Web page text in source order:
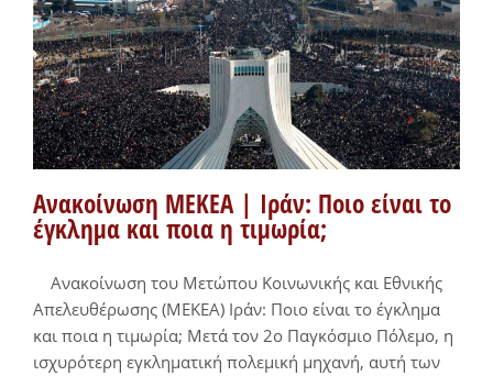
Ανακοίνωση ΜΕΚΕΑ | Ιράν: Ποιο είναι το
έγκλημα και ποια η τιμωρία;
Ανακοίνωση του Μετώπου Κοινωνικής και Εθνικής
Απελευθέρωσης (ΜΕΚΕΑ) Ιράν: Ποιο είναι το έγκλημα
και ποια η τιμωρία; Μετά τον 2ο Παγκόσμιο Πόλεμο, η
ισχυρότερη εγκληματική πολεμική μηχανή, αυτή των